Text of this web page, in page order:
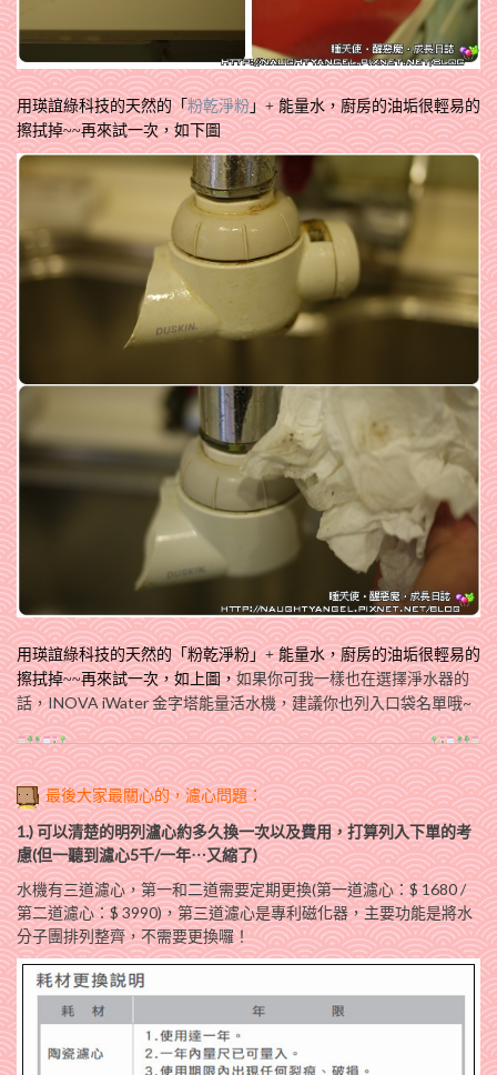
用瑛誼綠科技的天然的「粉乾淨粉」+ 能量水，廚房的油垢很輕易的
擦拭掉~~再來試一次，如下圖
用瑛誼綠科技的天然的「粉乾淨粉」+ 能量水，廚房的油垢很輕易的
擦拭掉~~再來試一次，如上圖，如果你可我一樣也在選擇淨水器的
話，INOVA iWater 金字塔能量活水機，建議你也列入口袋名單哦~
最後大家最關心的，濾心問題：
1.) 可以清楚的明列瀘心約多久換一次以及費用，打算列入下單的考
慮(但一聽到濾心5千/一年⋯又縮了)
水機有三道濾心，第一和二道需要定期更換(第一道濾心：$ 1680 /
第二道濾心：$ 3990)，第三道濾心是專利磁化器，主要功能是將水
分子團排列整齊，不需要更換囉！